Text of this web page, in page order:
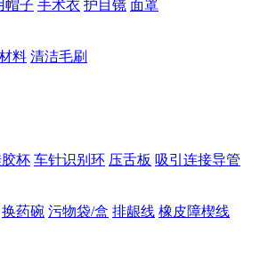
帽子 手术衣 护目镜 面罩
料 清洁毛刷
杯 车针识别环 压舌板 吸引连接导管
换药碗 污物袋/盒 排龈线 橡皮障楔线